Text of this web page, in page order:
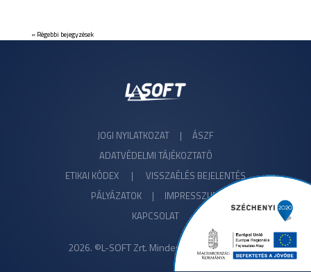
« Régebbi bejegyzések
JOGI NYILATKOZAT | ÁSZF
ADATVÉDELMI TÁJÉKOZTATÓ
ETIKAI KÓDEX
| VISSZAÉLÉS BEJELENTÉS
PÁLYÁZATOK | IMPRESSZUM
KAPCSOLAT
2026. ©L-SOFT Zrt. Minden jog fenntartva!